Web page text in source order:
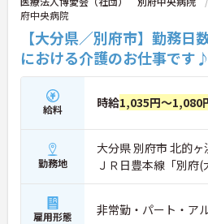
府中央病院
【大分県／別府市】勤務
における介護のお仕事です
給料 時給1,035円～1,080
勤務地
大分県 別府市 北的
ＪＲ日豊本線「別府
雇用形態 非常勤・パート・ア